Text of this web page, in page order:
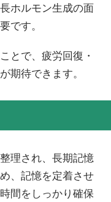
ホルモン生成の面
です。
とで、疲労回復・
期待できます。
理され、長期記憶
、記憶を定着させ
間をしっかり確保